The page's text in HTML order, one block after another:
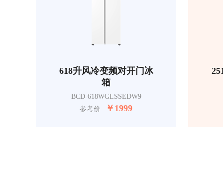
618升风冷变频对开门冰
箱
BCD-618WGLSSEDW9
参考价
￥ 1999